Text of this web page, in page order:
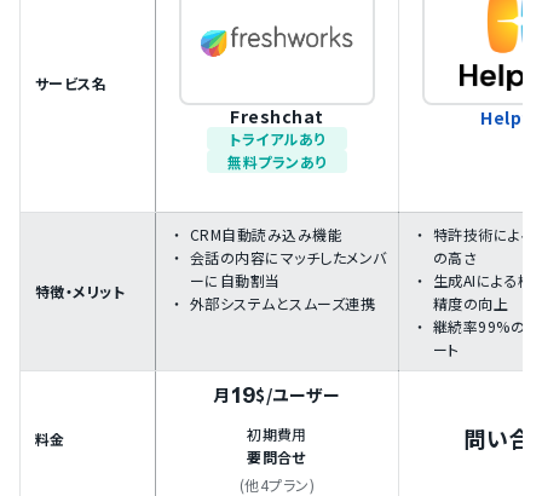
サービス名
Freshchat
トライアルあり
無料プランあり
特徴・メリット
CRM自動読み込み機能
会話の内容にマッチしたメンバ
ーに自動割当
外部システムとスムーズ連携
特許技術による
の高さ
生成AIによる検
精度の向上
継続率99%の
ート
料金
月 19$/ユーザー
初期費用
要問合せ
(他4プラン)
問い合